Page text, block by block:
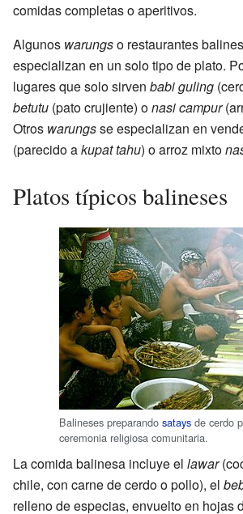
comidas completas o aperitivos.
Algunos warungso restaurantes
especializan en un solo tipo de plato.
lugares que solo sirven babi guling
betutu (pato crujiente) onasi campur
Otros warungsse especializan en
(parecido akupat tahu) o arroz mixto
Platos típicos balineses
Balineses preparando satays de cerdo
ceremonia religiosa comunitaria.
La comida balinesa incluye el lawar
chile, con carne de cerdo o pollo), el
relleno de especias, envuelto en hojas